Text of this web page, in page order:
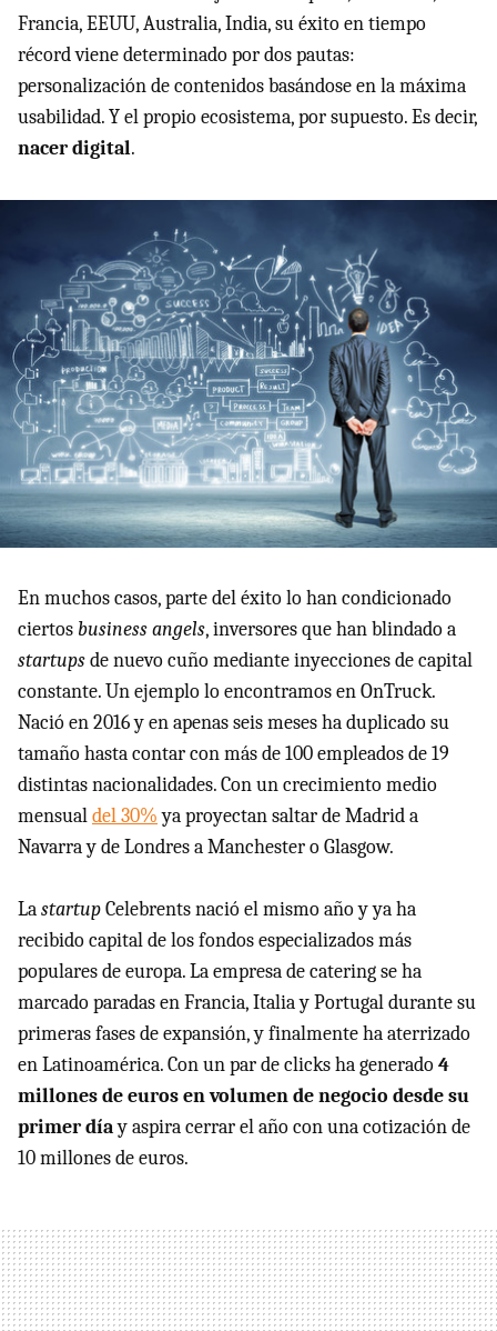
Francia, EEUU, Australia, India, su éxito en tiempo
récord viene determinado por dos pautas:
personalización de contenidos basándose en la máxima
usabilidad. Y el propio ecosistema, por supuesto. Es decir,
nacer digital.
En muchos casos, parte del éxito lo han condicionado
ciertos business angels, inversores que han blindado a
startupsde nuevo cuño mediante inyecciones de capital
constante. Un ejemplo lo encontramos en OnTruck.
Nació en 2016 y en apenas seis meses ha duplicado su
tamaño hasta contar con más de 100 empleados de 19
distintas nacionalidades. Con un crecimiento medio
mensualdel 30%ya proyectan saltar de Madrid a
Navarra y de Londres a Manchester o Glasgow.
LastartupCelebrents nació el mismo año y ya ha
recibido capital de los fondos especializados más
populares de europa. La empresa de catering se ha
marcado paradas en Francia, Italia y Portugal durante su
primeras fases de expansión, y finalmente ha aterrizado
en Latinoamérica. Con un par de clicks ha generado4
millones de euros en volumen de negocio desde su
primer díay aspira cerrar el año con una cotización de
10 millones de euros.